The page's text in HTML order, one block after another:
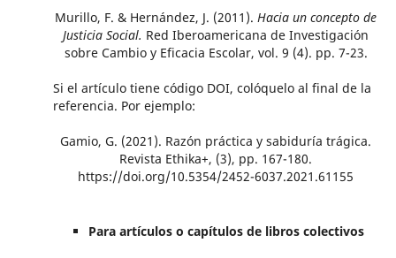
Murillo, F. & Hernández, J. (2011). Hacia un concepto de
Justicia Social. Red Iberoamericana de Investigación
sobre Cambio y Eficacia Escolar, vol. 9 (4). pp. 7-23.
Si el artículo tiene código DOI, colóquelo al final de la
referencia. Por ejemplo:
Gamio, G. (2021). Razón práctica y sabiduría trágica.
Revista Ethika+, (3), pp. 167-180.
https://doi.org/10.5354/2452-6037.2021.61155
Para artículos o capítulos de libros colectivos